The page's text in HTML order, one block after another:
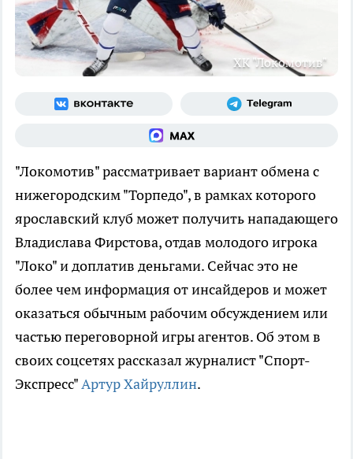
ХК "Локомотив"
"Локомотив" рассматривает вариант обмена с
нижегородским "Торпедо", в рамках которого
ярославский клуб может получить нападающего
Владислава Фирстова, отдав молодого игрока
"Локо" и доплатив деньгами. Сейчас это не
более чем информация от инсайдеров и может
оказаться обычным рабочим обсуждением или
частью переговорной игры агентов. Об этом в
своих соцсетях рассказал журналист "Спорт-
Экспресс"Артур Хайруллин.